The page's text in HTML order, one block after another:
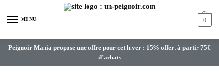
MENU 0
Peignoir Mania propose une offre pour cet hiver : 15% offert à partir 75€
d’achats